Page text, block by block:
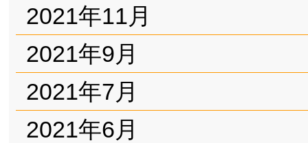
2021年11月
2021年9月
2021年7月
2021年6月